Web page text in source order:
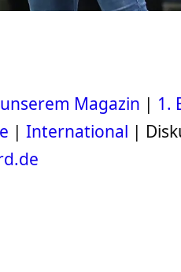
Magazin | 1.
|International |